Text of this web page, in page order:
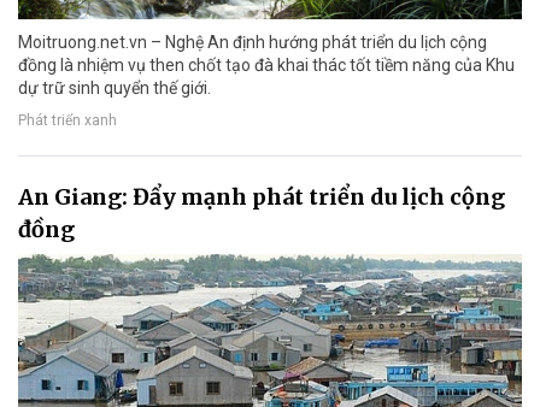
Moitruong.net.vn – Nghệ An định hướng phát triển du lịch cộng
đồng là nhiệm vụ then chốt tạo đà khai thác tốt tiềm năng của Khu
dự trữ sinh quyển thế giới.
Phát triển xanh
An Giang: Đẩy mạnh phát triển du lịch cộng
đồng